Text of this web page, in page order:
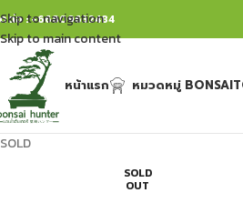
Skip to navigation
Skip to main content
ต่อ : +66809632484
หน้าแรก หมวดหมู่ BONSAI
SOLD
SOLD
OUT